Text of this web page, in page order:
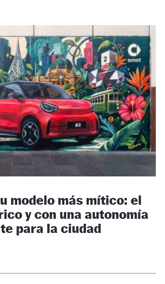
modelo más mítico: el
y con una autonomía
para la ciudad